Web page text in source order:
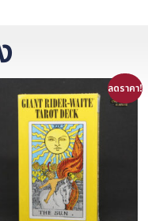
ลดราคา!